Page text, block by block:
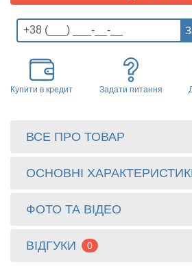
Купити в кредит Задати питання
ВСЕ ПРО ТОВАР
ОСНОВНІ
ФОТО ТА ВІДЕО
ВІДГУКИ 0